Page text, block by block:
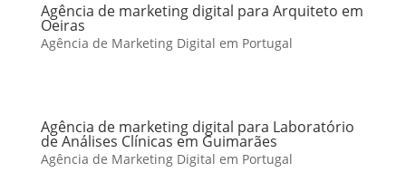
Agência de marketing digital para Arquiteto em
Oeiras
Agência de Marketing Digital em Portugal
Agência de marketing digital para Laboratório
de Análises Clínicas em Guimarães
Agência de Marketing Digital em Portugal